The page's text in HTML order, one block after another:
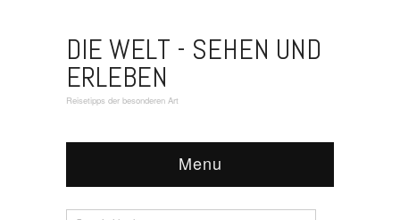
DIE WELT - SEHEN UND
ERLEBEN
Reisetipps der besonderen Art
Menu